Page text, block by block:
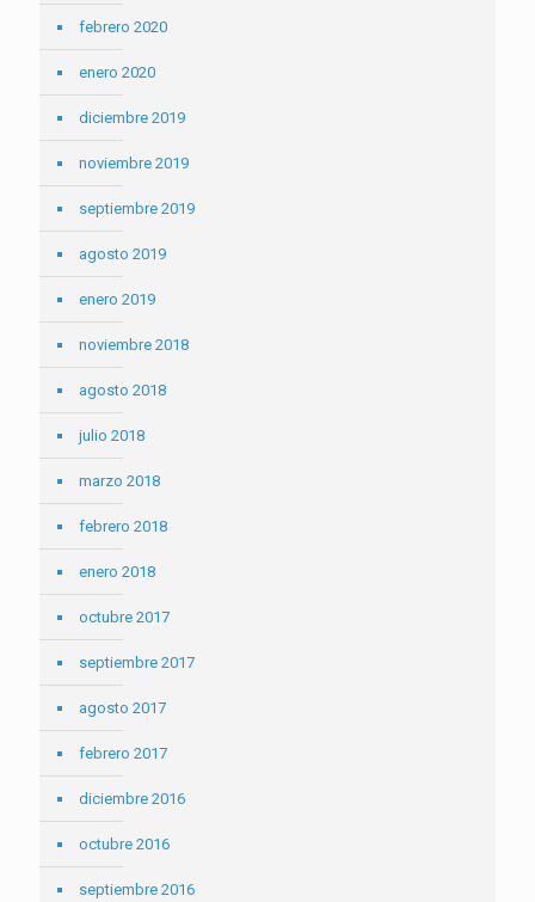
febrero 2020
enero 2020
diciembre 2019
noviembre 2019
septiembre 2019
agosto 2019
enero 2019
noviembre 2018
agosto 2018
julio 2018
marzo 2018
febrero 2018
enero 2018
octubre 2017
septiembre 2017
agosto 2017
febrero 2017
diciembre 2016
octubre 2016
septiembre 2016